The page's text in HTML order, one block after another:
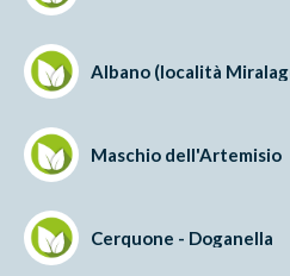
Albano (località
Maschio dell'Artemisio
Cerquone - Doganella